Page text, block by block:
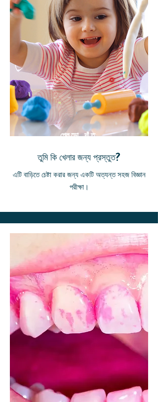
প্লেডো দাঁত
তুমি কি খেলার জন্য প্রস্তুত?
এটি বাড়িতে চেষ্টা করার জন্য একটি অত্যন্ত সহজ বিজ্ঞান
পরীক্ষা।